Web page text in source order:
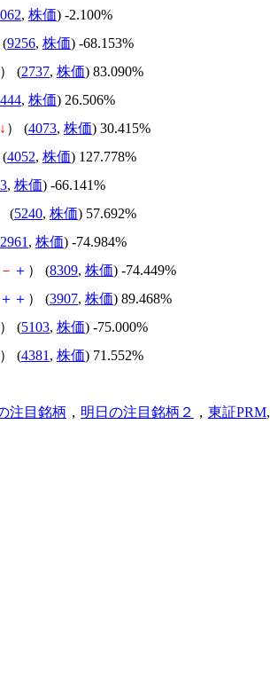
, 株価) -2.100%
(9256, 株価) -68.153%
） (2737, 株価) 83.090%
, 株価) 26.506%
↓ ） (4073, 株価) 30.415%
(4052, 株価) 127.778%
, 株価) -66.141%
(5240, 株価) 57.692%
2961 , 株価) -74.984%
－ ＋ ） (8309, 株価) -74.449%
＋ ＋ ） (3907, 株価) 89.468%
） (5103, 株価) -75.000%
） (4381 , 株価) 71.552%
注目銘柄 ， 明日の注目銘柄２ ， 東証PRM,